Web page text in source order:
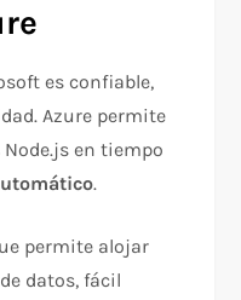
es confiable,
Azure permite
en tiempo
.
permite alojar
datos, fácil